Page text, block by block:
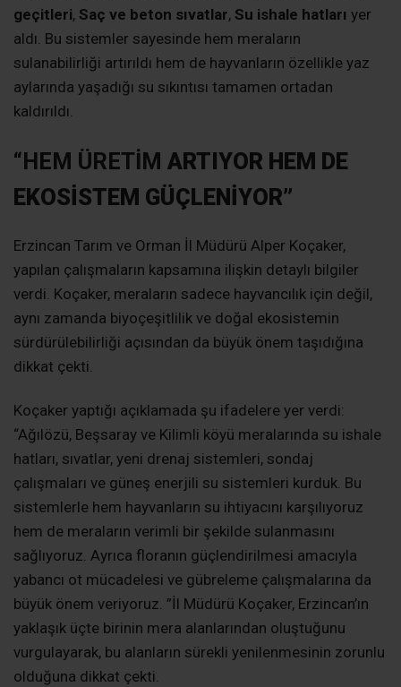
geçitleri, Saç ve beton sıvatlar, Su ishale hatları yer
aldı. Bu sistemler sayesinde hem meraların
sulanabilirliği artırıldı hem de hayvanların özellikle yaz
aylarında yaşadığı su sıkıntısı tamamen ortadan
kaldırıldı.
“HEM ÜRETİM ARTIYOR HEM DE
EKOSİSTEM GÜÇLENİYOR”
Erzincan Tarım ve Orman İl Müdürü Alper Koçaker,
yapılan çalışmaların kapsamına ilişkin detaylı bilgiler
verdi. Koçaker, meraların sadece hayvancılık için değil,
aynı zamanda biyoçeşitlilik ve doğal ekosistemin
sürdürülebilirliği açısından da büyük önem taşıdığına
dikkat çekti.
Koçaker yaptığı açıklamada şu ifadelere yer verdi:
“Ağılözü, Beşsaray ve Kilimli köyü meralarında su ishale
hatları, sıvatlar, yeni drenaj sistemleri, sondaj
çalışmaları ve güneş enerjili su sistemleri kurduk. Bu
sistemlerle hem hayvanların su ihtiyacını karşılıyoruz
hem de meraların verimli bir şekilde sulanmasını
sağlıyoruz. Ayrıca floranın güçlendirilmesi amacıyla
yabancı ot mücadelesi ve gübreleme çalışmalarına da
büyük önem veriyoruz. ”İl Müdürü Koçaker, Erzincan’ın
yaklaşık üçte birinin mera alanlarından oluştuğunu
vurgulayarak, bu alanların sürekli yenilenmesinin zorunlu
olduğuna dikkat çekti.